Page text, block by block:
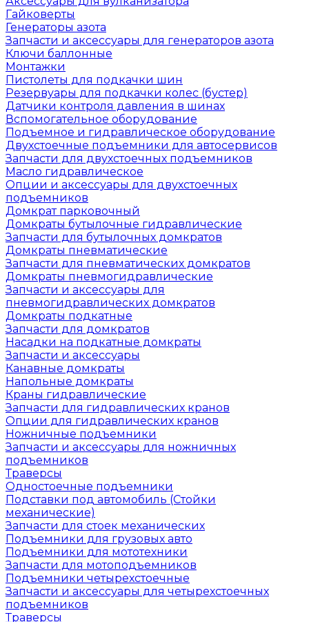
Гайковерты
Генераторы азота
Запчасти и аксессуары для генераторов азота
Ключи баллонные
Монтажки
Пистолеты для подкачки шин
Резервуары для подкачки колес (бустер)
Датчики контроля давления в шинах
Вспомогательное оборудование
Подъемное и гидравлическое оборудование
Двухстоечные подъемники для автосервисов
Запчасти для двухстоечных подъемников
Масло гидравлическое
Опции и аксессуары для двухстоечных
подъемников
Домкрат парковочный
Домкраты бутылочные гидравлические
Запчасти для бутылочных домкратов
Домкраты пневматические
Запчасти для пневматических домкратов
Домкраты пневмогидравлические
Запчасти и аксессуары для
пневмогидравлических домкратов
Домкраты подкатные
Запчасти для домкратов
Насадки на подкатные домкраты
Запчасти и аксессуары
Канавные домкраты
Напольные домкраты
Краны гидравлические
Запчасти для гидравлических кранов
Опции для гидравлических кранов
Ножничные подъемники
Запчасти и аксессуары для ножничных
подъемников
Траверсы
Одностоечные подъемники
Подставки под автомобиль (Стойки
механические)
Запчасти для стоек механических
Подъемники для грузовых авто
Подъемники для мототехники
Запчасти для мотоподъемников
Подъемники четырехстоечные
Запчасти и аксессуары для четырехстоечных
подъемников
Траверсы